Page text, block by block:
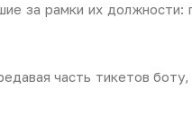
за рамки их
часть тикетов